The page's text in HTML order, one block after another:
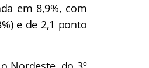
em 8,9%, com
e de 2,1 ponto